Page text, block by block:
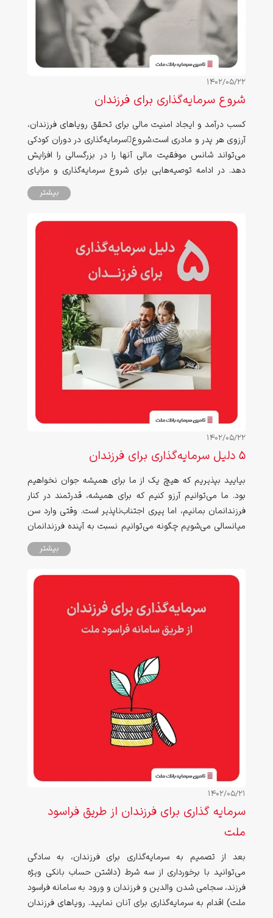
1402/05/22
شروع سرمایه‌گذاری برای فرزندان
کسب درآمد و ایجاد امنیت مالی برای تحقق رویاهای فرزندان،
آرزوی هر پدر و مادری است.شروعسرمایه‌گذاری در دوران کودکی
می‌تواند شانس موفقیت مالی آنها را در بزرگسالی را افزایش
دهد. در ادامه توصیه‌هایی برای شروع سرمایه‌گذاری و مزایای
بیشتر
1402/05/22
۵ دلیل سرمایه‌گذاری برای فرزندان
بیایید بپذیریم که هیچ یک از ما برای همیشه جوان نخواهیم
بود. ما می‌توانیم آرزو کنیم که برای همیشه، قدرتمند در کنار
فرزندانمان بمانیم، اما پیری اجتناب‌ناپذیر است. وقتی وارد سن
میانسالی می‌شویم چگونه می‌توانیم نسبت به آینده فرزندانمان
بی‌تفاوت باشیم؟ چطور می‌توانیم اجازه دهیم آنها به تنهایی با
مسائل زندگی دست و پنجه نرم کنند؟ این واقعیت تلخ، انگیزه‌‎ای
است که کمک می‌کند که از امروز برای آینده مالی آنها دست به کار
شویم و با سرمایه‌گذاری، بخشی از موضوعات پیش روی آنان را
به حداقل برسانیم.
بیشتر
1402/05/21
سرمایه گذاری برای فرزندان از طریق فراسود
ملت
بعد از تصمیم به سرمایه‌گذاری برای فرزندان، به سادگی
می‌توانید با برخورداری از سه شرط (داشتن حساب بانکی ویژه
فرزند، سجامی شدن والدین و فرزندان و ورود به سامانه فراسود
ملت) اقدام به سرمایه‌گذاری برای آنان نمایید. رویاهای فرزندان